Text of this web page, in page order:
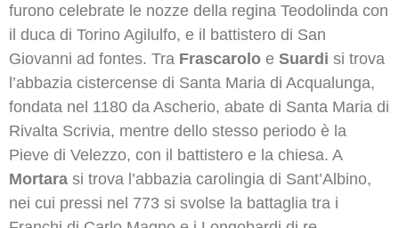
furono celebrate le nozze della regina Teodolinda con
il duca di Torino Agilulfo, e il battistero di San
Giovanni ad fontes. Tra Frascarolo e Suardi si trova
l’abbazia cistercense di Santa Maria di Acqualunga,
fondata nel 1180 da Ascherio, abate di Santa Maria di
Rivalta Scrivia, mentre dello stesso periodo è la
Pieve di Velezzo, con il battistero e la chiesa. A
Mortara si trova l’abbazia carolingia di Sant’Albino,
nei cui pressi nel 773 si svolse la battaglia tra i